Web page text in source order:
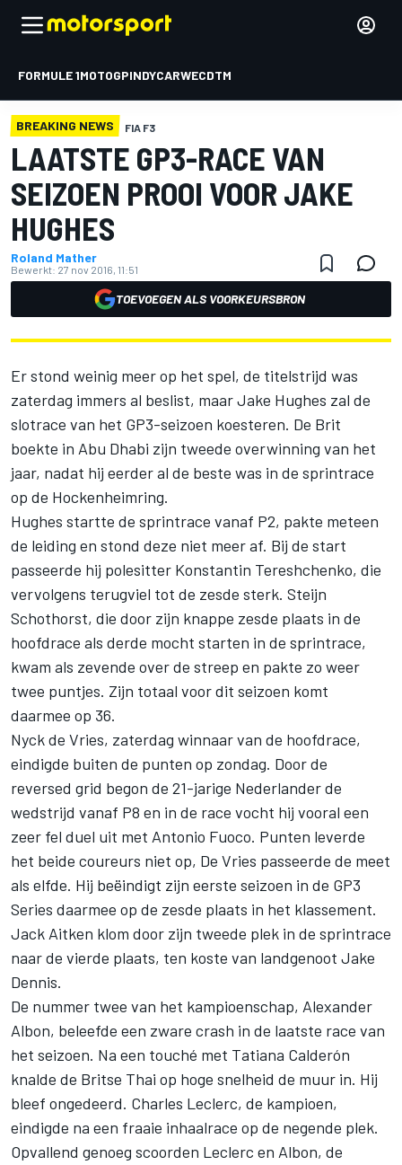
FORMULE 1MOTOGPINDYCARWECDTM
BREAKING NEWS FIA F3
LAATSTE GP3-RACE VAN
SEIZOEN PROOI VOOR JAKE
HUGHES
Roland Mather
Bewerkt: 27 nov 2016, 11:51
TOEVOEGEN ALS VOORKEURSBRON
Er stond weinig meer op het spel, de titelstrijd was
zaterdag immers al beslist, maar Jake Hughes zal de
slotrace van het GP3-seizoen koesteren. De Brit
boekte in Abu Dhabi zijn tweede overwinning van het
jaar, nadat hij eerder al de beste was in de sprintrace
op de Hockenheimring.
Hughes startte de sprintrace vanaf P2, pakte meteen
de leiding en stond deze niet meer af. Bij de start
passeerde hij polesitter Konstantin Tereshchenko, die
vervolgens terugviel tot de zesde sterk. Steijn
Schothorst, die door zijn knappe zesde plaats in de
hoofdrace als derde mocht starten in de sprintrace,
kwam als zevende over de streep en pakte zo weer
twee puntjes. Zijn totaal voor dit seizoen komt
daarmee op 36.
Nyck de Vries, zaterdag winnaar van de hoofdrace,
eindigde buiten de punten op zondag. Door de
reversed grid begon de 21-jarige Nederlander de
wedstrijd vanaf P8 en in de race vocht hij vooral een
zeer fel duel uit met Antonio Fuoco. Punten leverde
het beide coureurs niet op, De Vries passeerde de meet
als elfde. Hij beëindigt zijn eerste seizoen in de GP3
Series daarmee op de zesde plaats in het klassement.
Jack Aitken klom door zijn tweede plek in de sprintrace
naar de vierde plaats, ten koste van landgenoot Jake
Dennis.
De nummer twee van het kampioenschap, Alexander
Albon, beleefde een zware crash in de laatste race van
het seizoen. Na een touché met Tatiana Calderón
knalde de Britse Thai op hoge snelheid de muur in. Hij
bleef ongedeerd. Charles Leclerc, de kampioen,
eindigde na een fraaie inhaalrace op de negende plek.
Opvallend genoeg scoorden Leclerc en Albon, de